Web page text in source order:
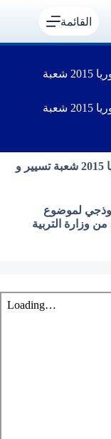
القائمة
التصحيح النموذجي لموضوع الرياضيات بكالوريا 2015 شعبة
التصحيح النموذجي لموضوع الرياضيات بكالوريا 2015 شعبة
التصحيح النموذجي لموضوع الرياضيات بكالوريا 2015 شعبة تسيير و
لموضوع
و إقتصاد من وزارة التربية